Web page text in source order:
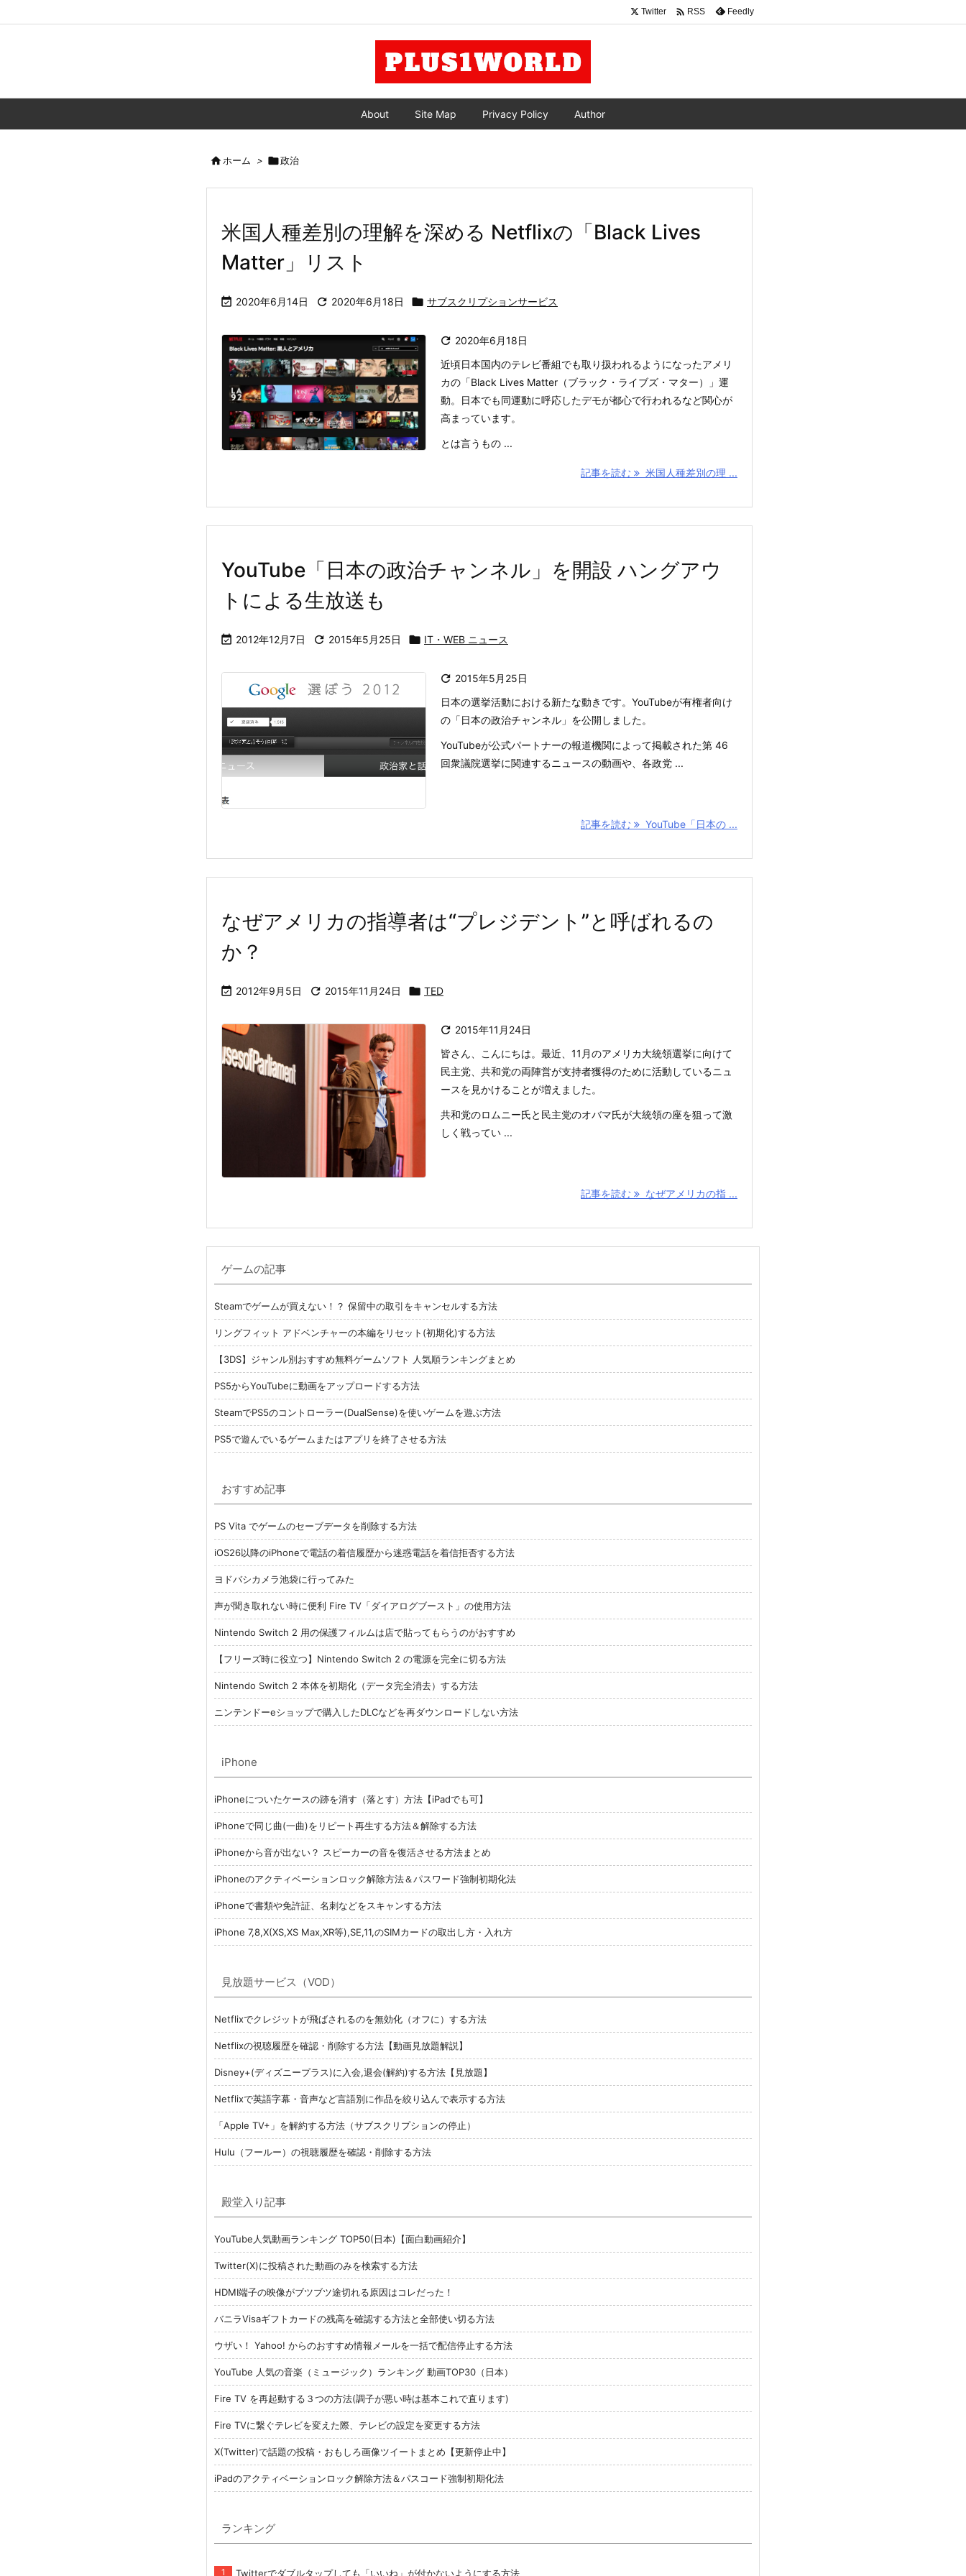
About Site Map Privacy Policy Author
Twitter  RSS Feedly
ホーム > 政治
米国人種差別の理解を深める Netflixの「Black Lives
Matter」リスト
 2020年6月14日  2020年6月18日  サブスクリプションサービス
 2020年6月18日
近頃日本国内のテレビ番組でも取り扱われるようになったアメリ
カの「Black Lives Matter（ブラック・ライブズ・マター）」運
動。日本でも同運動に呼応したデモが都心で行われるなど関心が
高まっています。
とは言うもの ...
記事を読む 米国人種差別の理 ...
YouTube「日本の政治チャンネル」を開設 ハングアウ
トによる生放送も
 2012年12月7日  2015年5月25日  IT・WEB ニュース
 2015年5月25日
日本の選挙活動における新たな動きです。YouTubeが有権者向け
の「日本の政治チャンネル」を公開しました。
YouTubeが公式パートナーの報道機関によって掲載された第 46
回衆議院選挙に関連するニュースの動画や、各政党 ...
記事を読む YouTube「日本の ...
なぜアメリカの指導者は“プレジデント”と呼ばれるの
か？
 2012年9月5日  2015年11月24日  TED
 2015年11月24日
皆さん、こんにちは。最近、11月のアメリカ大統領選挙に向けて
民主党、共和党の両陣営が支持者獲得のために活動しているニュ
ースを見かけることが増えました。
共和党のロムニー氏と民主党のオバマ氏が大統領の座を狙って激
しく戦ってい ...
記事を読む なぜアメリカの指 ...
ゲームの記事
Steamでゲームが買えない！？ 保留中の取引をキャンセルする方法
リングフィット アドベンチャーの本編をリセット(初期化)する方法
【3DS】ジャンル別おすすめ無料ゲームソフト 人気順ランキングまとめ
PS5からYouTubeに動画をアップロードする方法
SteamでPS5のコントローラー(DualSense)を使いゲームを遊ぶ方法
PS5で遊んでいるゲームまたはアプリを終了させる方法
おすすめ記事
PS Vita でゲームのセーブデータを削除する方法
iOS26以降のiPhoneで電話の着信履歴から迷惑電話を着信拒否する方法
ヨドバシカメラ池袋に行ってみた
声が聞き取れない時に便利 Fire TV「ダイアログブースト」の使用方法
Nintendo Switch 2 用の保護フィルムは店で貼ってもらうのがおすすめ
【フリーズ時に役立つ】Nintendo Switch 2 の電源を完全に切る方法
Nintendo Switch 2 本体を初期化（データ完全消去）する方法
ニンテンドーeショップで購入したDLCなどを再ダウンロードしない方法
iPhone
iPhoneについたケースの跡を消す（落とす）方法【iPadでも可】
iPhoneで同じ曲(一曲)をリピート再生する方法＆解除する方法
iPhoneから音が出ない？ スピーカーの音を復活させる方法まとめ
iPhoneのアクティベーションロック解除方法＆パスワード強制初期化法
iPhoneで書類や免許証、名刺などをスキャンする方法
iPhone 7,8,X(XS,XS Max,XR等),SE,11,のSIMカードの取出し方・入れ方
見放題サービス（VOD）
Netflixでクレジットが飛ばされるのを無効化（オフに）する方法
Netflixの視聴履歴を確認・削除する方法【動画見放題解説】
Disney+(ディズニープラス)に入会,退会(解約)する方法【見放題】
Netflixで英語字幕・音声など言語別に作品を絞り込んで表示する方法
「Apple TV+」を解約する方法（サブスクリプションの停止）
Hulu（フールー）の視聴履歴を確認・削除する方法
殿堂入り記事
YouTube人気動画ランキング TOP50(日本)【面白動画紹介】
Twitter(X)に投稿された動画のみを検索する方法
HDMI端子の映像がブツブツ途切れる原因はコレだった！
バニラVisaギフトカードの残高を確認する方法と全部使い切る方法
ウザい！ Yahoo! からのおすすめ情報メールを一括で配信停止する方法
YouTube 人気の音楽（ミュージック）ランキング 動画TOP30（日本）
Fire TV を再起動する３つの方法(調子が悪い時は基本これで直ります)
Fire TVに繋ぐテレビを変えた際、テレビの設定を変更する方法
X(Twitter)で話題の投稿・おもしろ画像ツイートまとめ【更新停止中】
iPadのアクティベーションロック解除方法＆パスコード強制初期化法
ランキング
Twitterでダブルタップしても「いいね」が付かないようにする方法